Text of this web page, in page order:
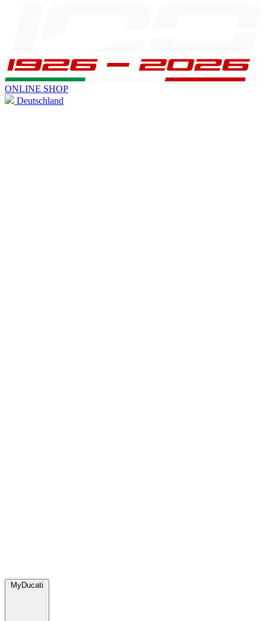
ONLINE SHOP
Deutschland
MyDucati